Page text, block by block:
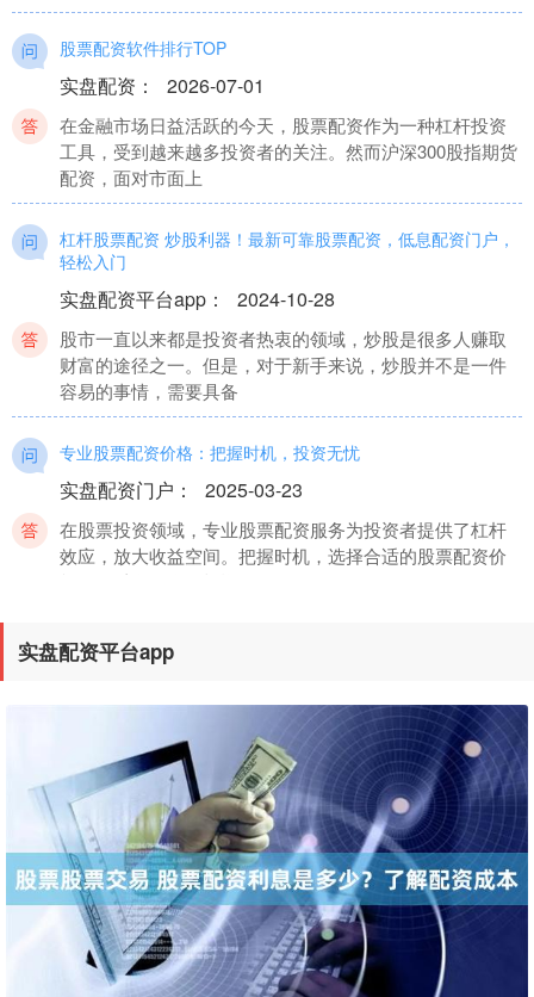
股票配资软件排行TOP
实盘配资 ： 2026-07-01
在金融市场日益活跃的今天，股票配资作为一种杠杆投资
工具，受到越来越多投资者的关注。然而沪深300股指期货
配资，面对市面上
杠杆股票配资 炒股利器！最新可靠股票配资，低息配资门户，
轻松入门
实盘配资平台app ： 2024-10-28
股市一直以来都是投资者热衷的领域，炒股是很多人赚取
财富的途径之一。但是，对于新手来说，炒股并不是一件
容易的事情，需要具备
专业股票配资价格：把握时机，投资无忧
实盘配资门户 ： 2025-03-23
在股票投资领域，专业股票配资服务为投资者提供了杠杆
效应，放大收益空间。把握时机，选择合适的股票配资价
格，可以有效降低投资
股票开户配资：低门槛高收益，助你财富增值
股票开户配资是一种杠杆投资方式，通过向券商借入资
金，放大投资本金，从而提高收益率。相较于传统股票投
资，配资具有低门槛、高
实盘配资平台app